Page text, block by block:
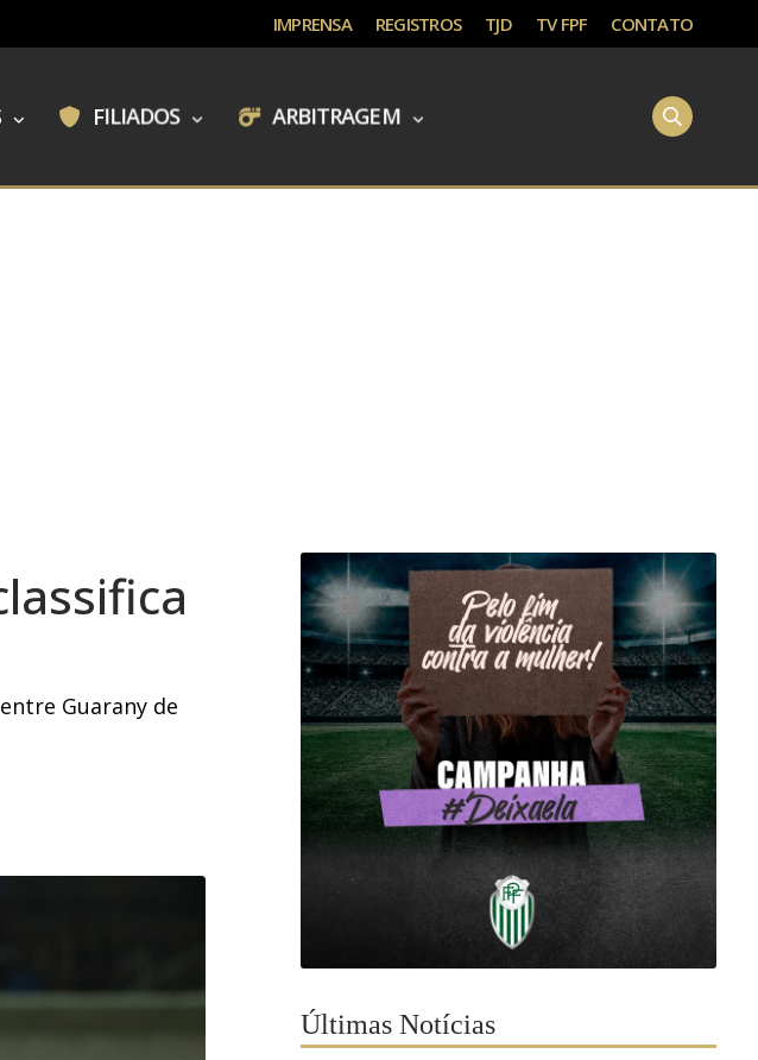
IMPRENSA REGISTROS TJD TV FPF CONTATO
FILIADOS ARBITRAGEM
Guarany de
Últimas Notícias